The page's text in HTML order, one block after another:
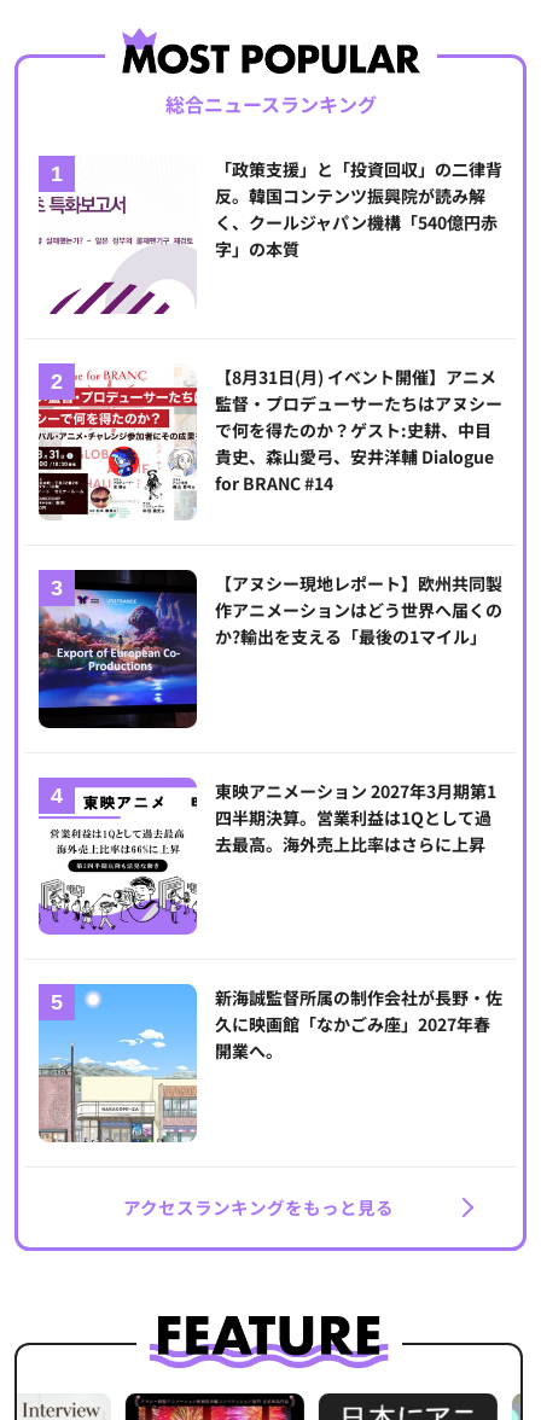
総合ニュースランキング
「政策支援」と「投資回収」の二律背
反。韓国コンテンツ振興院が読み解
く、クールジャパン機構「540億円赤
字」の本質
【8月31日(月) イベント開催】アニメ
監督・プロデューサーたちはアヌシー
で何を得たのか？ゲスト:史耕、中目
貴史、森山愛弓、安井洋輔 Dialogue
for BRANC #14
【アヌシー現地レポート】欧州共同製
作アニメーションはどう世界へ届くの
か?輸出を支える「最後の1マイル」
東映アニメーション 2027年3月期第1
四半期決算。営業利益は1Qとして過
去最高。海外売上比率はさらに上昇
新海誠監督所属の制作会社が長野・佐
久に映画館「なかごみ座」2027年春
開業へ。
アクセスランキングをもっと見る